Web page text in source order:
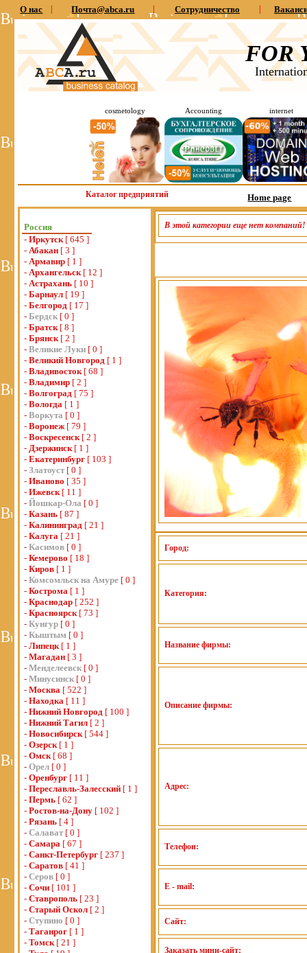
О нас Почта@abca.ru Сотрудничество
FOR
cosmetology Accounting internet
Каталог предприятий Home page
Россия
- Иркутск[ 645 ]
- Абакан [ 3 ]
- Армавир [ 1 ]
- Архангельск[ 12 ]
- Астрахань [ 10 ]
- Барнаул [ 19 ]
- Белгород [ 17 ]
- Бердск [ 0 ]
- Братск[ 8 ]
- Брянск[ 2 ]
- Великие Луки [ 0 ]
- Великий Новгород [ 1 ]
- Владивосток[ 68 ]
- Владимир [ 2 ]
- Волгоград [ 75 ]
- Вологда [ 1 ]
- Воркута [ 0 ]
- Воронеж[ 79 ]
- Воскресенск[ 2 ]
- Дзержинск[ 1 ]
- Екатеринбург [ 103 ]
- Златоуст [ 0 ]
- Иваново [ 35 ]
- Ижевск[ 11 ]
- Йошкар-Ола [ 0 ]
- Казань [ 87 ]
- Калининград [ 21 ]
- Калуга [ 21 ]
- Касимов [ 0 ]
- Кемерово [ 18 ]
- Киров [ 1 ]
- Комсомльск на Амуре [ 0 ]
- Кострома [ 1 ]
- Краснодар [ 252 ]
- Красноярск[ 73 ]
- Кунгур [ 0 ]
- Кыштым [ 0 ]
- Липецк[ 1 ]
- Магадан [ 3 ]
- Менделеевск [ 0 ]
- Минусинск [ 0 ]
- Москва [ 522 ]
- Находка [ 11 ]
- Нижний Новгород [ 100 ]
- Нижний Тагил [ 2 ]
- Новосибирск[ 544 ]
- Озерск[ 1 ]
- Омск[ 68 ]
- Орел [ 0 ]
- Оренбург [ 11 ]
- Переславль-Залесский [ 1 ]
- Пермь [ 62 ]
- Ростов-на-Дону [ 102 ]
- Рязань [ 4 ]
- Салават [ 0 ]
- Самара [ 67 ]
- Санкт-Петербург [ 237 ]
- Саратов [ 41 ]
- Серов [ 0 ]
- Сочи [ 101 ]
- Ставрополь [ 23 ]
- Старый Оскол [ 2 ]
- Ступино [ 0 ]
- Таганрог [ 1 ]
- Томск[ 21 ]
В этой категории еще нет
Город:
Категория:
Название фирмы:
Описание фирмы:
Адрес:
Телефон:
E - mail:
Сайт:
Заказать мини-сайт: